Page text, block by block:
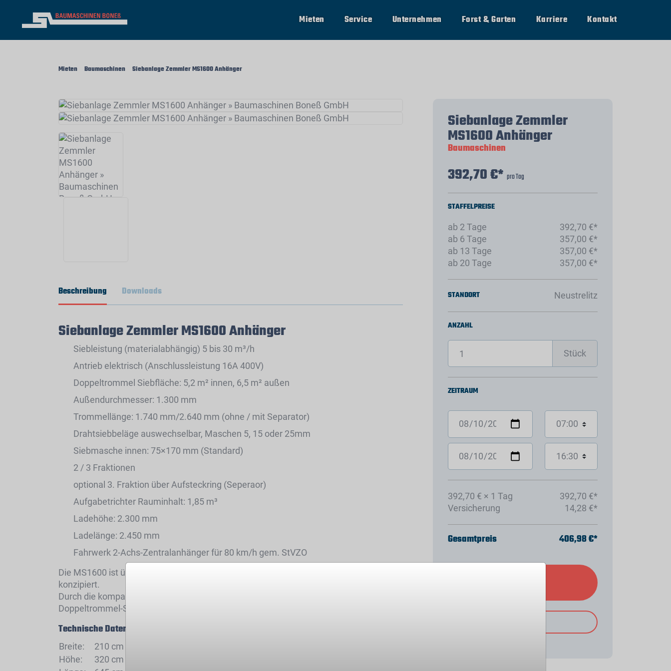
Mieten Service Unternehmen Forst & Garten Karriere Kontakt
Mieten Baumaschinen Siebanlage Zemmler MS1600 Anhänger
Siebanlage Zemmler
MS1600 Anhänger
Baumaschinen
392,70 €* pro Tag
STAFFELPREISE
ab 2 Tage
392,70 €*
ab 6 Tage
357,00 €*
ab 13 Tage
357,00 €*
ab 20 Tage
357,00 €*
STANDORT Neustrelitz
ANZAHL
Stück
ZEITRAUM
392,70 € × 1 Tag
392,70 €*
Versicherung
14,28 €*
Gesamtpreis 406,98 €*
Beschreibung
Siebanlage Zemmler MS1600 Anhänger
Siebleistung (materialabhängig) 5 bis 30 m³/h
Antrieb elektrisch (Anschlussleistung 16A 400V)
Doppeltrommel Siebfläche: 5,2 m² innen, 6,5 m² außen
Außendurchmesser: 1.300 mm
Trommellänge: 1.740 mm/2.640 mm (ohne / mit Separator)
Drahtsiebbeläge auswechselbar, Maschen 5, 15 oder 25mm
Siebmasche innen: 75×170 mm (Standard)
2 / 3 Fraktionen
optional 3. Fraktion über Aufsteckring (Seperaor)
Aufgabetrichter Rauminhalt: 1,85 m³
Ladehöhe: 2.300 mm
Ladelänge: 2.450 mm
Fahrwerk 2-Achs-Zentralanhänger für 80 km/h gem. StVZO
Die MS1600 ist überwiegend für Unternehmen des Garten- und Landschaftsbaus
konzipiert.
Durch die kompakten Abmessungen und das geringe Gewicht kann diese
Doppeltrommel-Siebanlage von Kleintransportern und kleinen LKW gezogen werden.
Technische Daten
Breite:
210 cm
Höhe:
320 cm
Downloads